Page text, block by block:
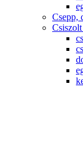
Csepp,